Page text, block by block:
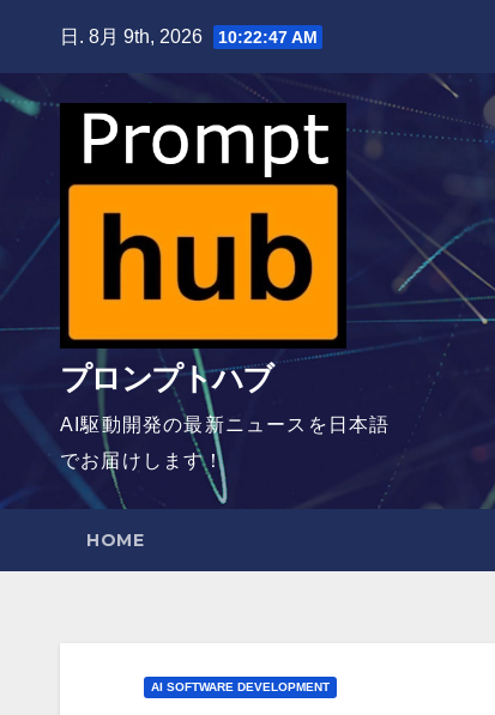
content
日. 8月 9th, 2026 10:22:48 AM
プロンプトハブ
AI駆動開発の最新ニュースを日本語
でお届けします！
HOME
AI SOFTWARE DEVELOPMENT